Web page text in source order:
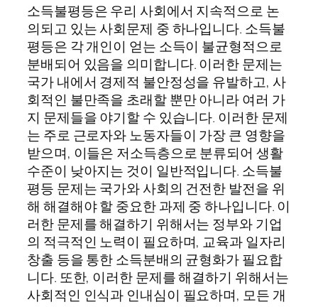
소득불평등은 우리 사회에서 지속적으로 논
의되고 있는 사회문제 중 하나입니다. 소득불
평등은 각 개인이 얻는 소득이 불균형적으로
분배되어 있음을 의미합니다. 이러한 문제는
국가 내에서 경제적 불안정성을 유발하고, 사
회적인 불만족을 초래할 뿐만 아니라 여러 가
지 문제들을 야기할 수 있습니다. 이러한 문제
는 주로 근로자와 노동자들이 가장 큰 영향을
받으며, 이들은 저소득층으로 분류되어 생활
수준이 낮아지는 것이 일반적입니다. 소득불
평등 문제는 국가와 사회의 건전한 발전을 위
해 해결해야 할 중요한 과제 중 하나입니다. 이
러한 문제를 해결하기 위해서는 정부와 기업
의 적극적인 노력이 필요하며, 교육과 일자리
창출 등을 통한 소득분배의 균형화가 필요합
니다. 또한, 이러한 문제를 해결하기 위해서는
사회적인 인식과 인내심이 필요하며, 모든 개